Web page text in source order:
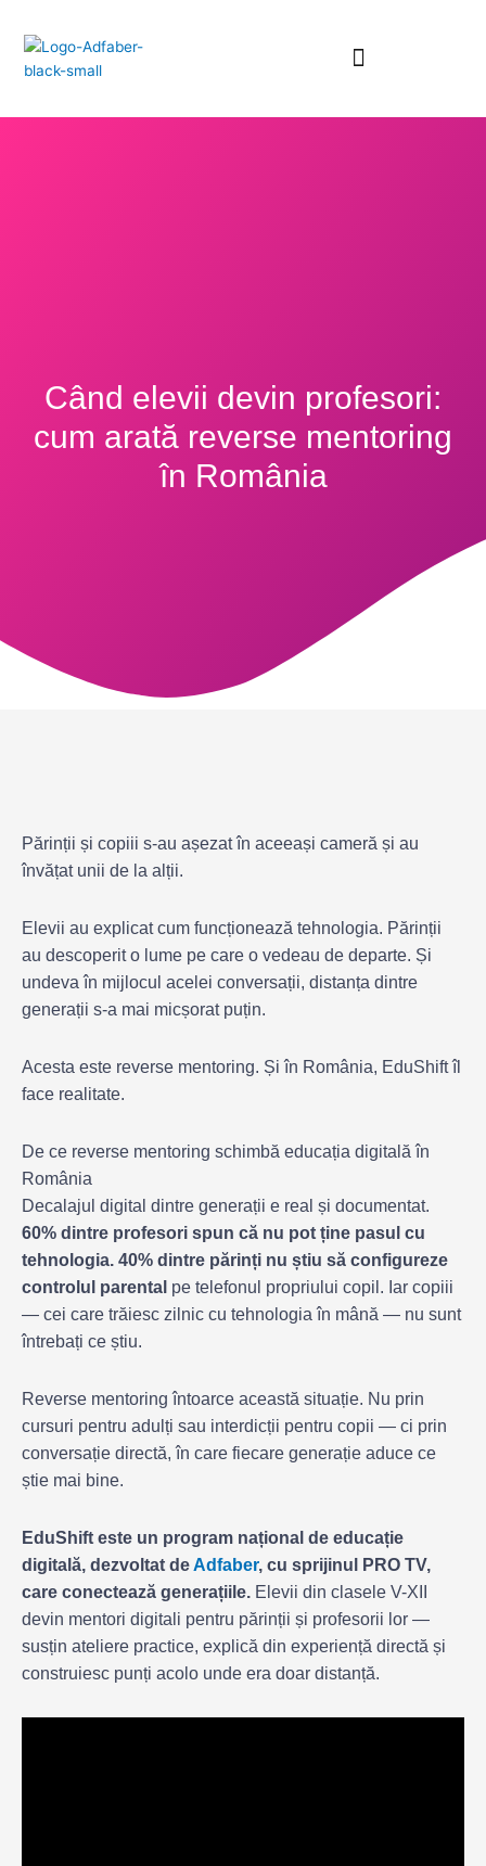
Când elevii devin profesori:
cum arată reverse mentoring
în România
Părinții și copiii s-au așezat în aceeași cameră și au
învățat unii de la alții.
Elevii au explicat cum funcționează tehnologia. Părinții
au descoperit o lume pe care o vedeau de departe. Și
undeva în mijlocul acelei conversații, distanța dintre
generații s-a mai micșorat puțin.
Acesta este reverse mentoring. Și în România, EduShift îl
face realitate.
De ce reverse mentoring schimbă educația digitală în
România
Decalajul digital dintre generații e real și documentat.
60% dintre profesori spun că nu pot ține pasul cu
tehnologia. 40% dintre părinți nu știu să configureze
controlul parental pe telefonul propriului copil. Iar copiii
— cei care trăiesc zilnic cu tehnologia în mână — nu sunt
întrebați ce știu.
Reverse mentoring întoarce această situație. Nu prin
cursuri pentru adulți sau interdicții pentru copii — ci prin
conversație directă, în care fiecare generație aduce ce
știe mai bine.
EduShift este un program național de educație
digitală, dezvoltat deAdfaber, cu sprijinul PRO TV,
care conectează generațiile. Elevii din clasele V-XII
devin mentori digitali pentru părinții și profesorii lor —
susțin ateliere practice, explică din experiență directă și
construiesc punți acolo unde era doar distanță.